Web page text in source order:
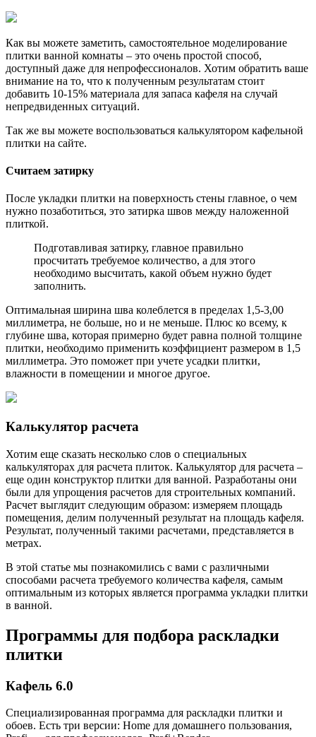
Как вы можете заметить, самостоятельное моделирование
плитки ванной комнаты – это очень простой способ,
доступный даже для непрофессионалов. Хотим обратить ваше
внимание на то, что к полученным результатам стоит
добавить 10-15% материала для запаса кафеля на случай
непредвиденных ситуаций.
Так же вы можете воспользоваться калькулятором кафельной
плитки на сайте.
Считаем затирку
После укладки плитки на поверхность стены главное, о чем
нужно позаботиться, это затирка швов между наложенной
плиткой.
Подготавливая затирку, главное правильно
просчитать требуемое количество, а для этого
необходимо высчитать, какой объем нужно будет
заполнить.
Оптимальная ширина шва колеблется в пределах 1,5-3,00
миллиметра, не больше, но и не меньше. Плюс ко всему, к
глубине шва, которая примерно будет равна полной толщине
плитки, необходимо применить коэффициент размером в 1,5
миллиметра. Это поможет при учете усадки плитки,
влажности в помещении и многое другое.
Калькулятор расчета
Хотим еще сказать несколько слов о специальных
калькуляторах для расчета плиток. Калькулятор для расчета –
еще один конструктор плитки для ванной. Разработаны они
были для упрощения расчетов для строительных компаний.
Расчет выглядит следующим образом: измеряем площадь
помещения, делим полученный результат на площадь кафеля.
Результат, полученный такими расчетами, представляется в
метрах.
В этой статье мы познакомились с вами с различными
способами расчета требуемого количества кафеля, самым
оптимальным из которых является программа укладки плитки
в ванной.
Программы для подбора раскладки
плитки
Кафель 6.0
Специализированная программа для раскладки плитки и
обоев. Есть три версии: Home для домашнего пользования,